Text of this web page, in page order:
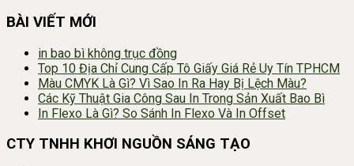
BÀI VIẾT MỚI
in bao bì không trục đồng
Top 10 Địa Chỉ Cung Cấp Tô Giấy Giá Rẻ Uy Tín TPHCM
Màu CMYK Là Gì? Vì Sao In Ra Hay Bị Lệch Màu?
Các Kỹ Thuật Gia Công Sau In Trong Sản Xuất Bao Bì
In Flexo Là Gì? So Sánh In Flexo Và In Offset
CTY TNHH KHƠI NGUỒN SÁNG TẠO